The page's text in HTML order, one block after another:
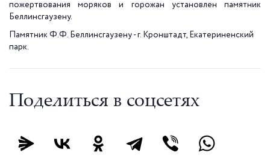
пожертвования моряков и горожан установлен памятник
Беллинсгаузену.
Памятник Ф.Ф. Беллинсгаузену - г. Кронштадт, Екатериненский
парк.
Поделиться в соцсетях